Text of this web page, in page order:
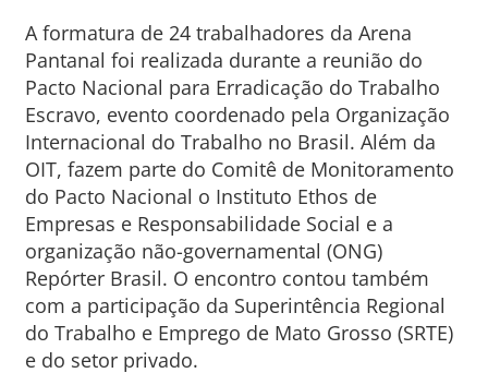
A formatura de 24 trabalhadores da Arena
Pantanal foi realizada durante a reunião do
Pacto Nacional para Erradicação do Trabalho
Escravo, evento coordenado pela Organização
Internacional do Trabalho no Brasil. Além da
OIT, fazem parte do Comitê de Monitoramento
do Pacto Nacional o Instituto Ethos de
Empresas e Responsabilidade Social e a
organização não-governamental (ONG)
Repórter Brasil. O encontro contou também
com a participação da Superintência Regional
do Trabalho e Emprego de Mato Grosso (SRTE)
e do setor privado.